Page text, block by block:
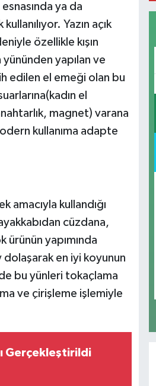
ya da
Yazın açık
özellikle kışın
yapılan ve
edilen el emeği olan bu
el
magnet) varana
kullanıma adapte
amacıyla kullandığı
cüzdana,
yapımında
dolaşarak en iyi koyunun
bu yünleri tokaçlama
ve çirişleme işlemiyle
Gerçekleştirildi